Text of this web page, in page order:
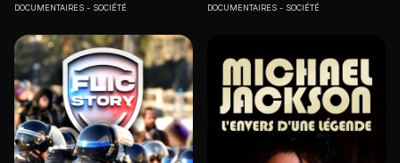
DOCUMENTAIRES SOCIÉTÉ DOCUMENTAIRES SOCIÉTÉ